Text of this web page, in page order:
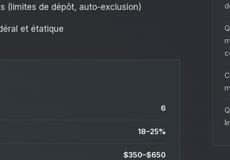
(limites de dépôt, auto-exclusion)
et étatique
6
18–25%
$350–$650